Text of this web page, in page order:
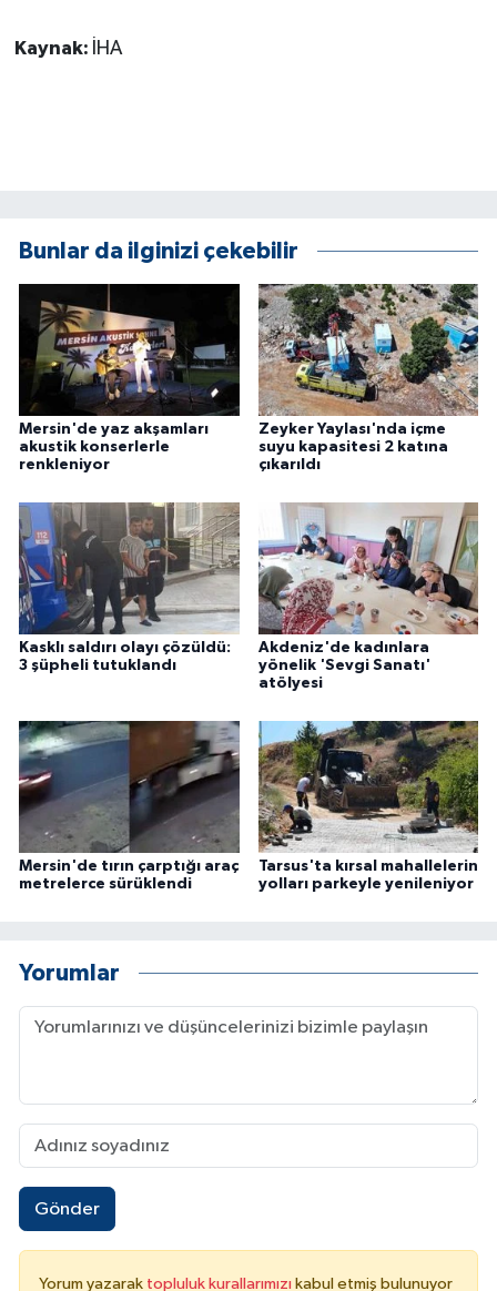
Kaynak: İHA
Bunlar da ilginizi çekebilir
Mersin'de yaz akşamları
akustik konserlerle
renkleniyor
Zeyker Yaylası'nda içme
suyu kapasitesi 2 katına
çıkarıldı
Kasklı saldırı olayı çözüldü:
3 şüpheli tutuklandı
Akdeniz'de kadınlara
yönelik 'Sevgi Sanatı'
atölyesi
Mersin'de tırın çarptığı araç
metrelerce sürüklendi
Tarsus'ta kırsal mahallelerin
yolları parkeyle yenileniyor
Yorumlar
Gönder
Yorum yazarak topluluk kurallarımızı kabul etmiş bulunuyor